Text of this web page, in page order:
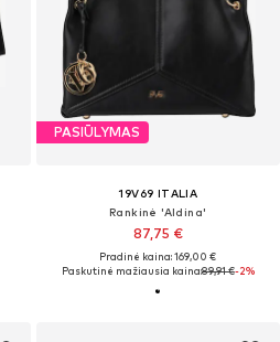
PASIŪLYMAS
19V69 ITALIA
Rankinė 'Aldina'
87,75 €
Pradinė kaina: 169,00 €
Paskutinė mažiausia kaina:89,91 €-2%